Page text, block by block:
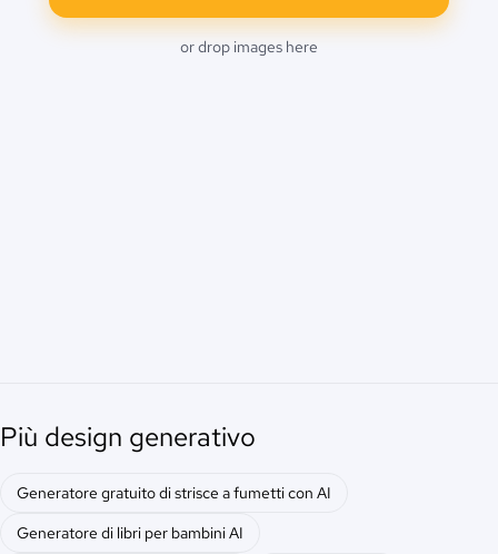
or drop images here
Più design generativo
Generatore gratuito di strisce a fumetti con AI
Generatore di libri per bambini AI